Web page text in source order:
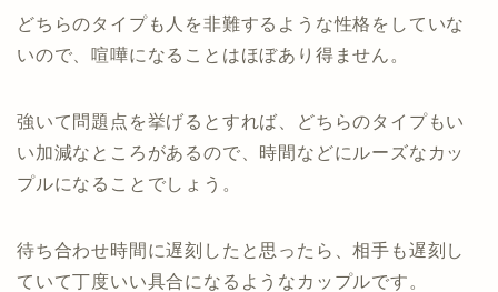
どちらのタイプも人を非難するような性格をしていな
いので、喧嘩になることはほぼあり得ません。
強いて問題点を挙げるとすれば、どちらのタイプもい
い加減なところがあるので、時間などにルーズなカッ
プルになることでしょう。
待ち合わせ時間に遅刻したと思ったら、相手も遅刻し
ていて丁度いい具合になるようなカップルです。